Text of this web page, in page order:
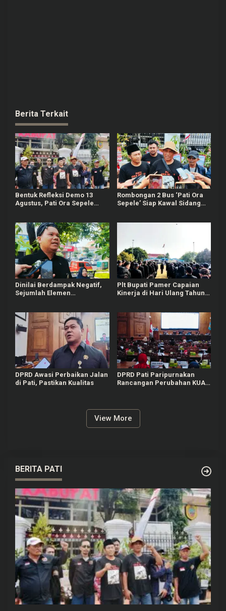
Berita Terkait
Bentuk Refleksi Demo 13
Agustus, Pati Ora Sepele
Rombongan 2 Bus ‘Pati Ora
Sepele’ Siap Kawal Sidang
Dinilai Berdampak Negatif,
Sejumlah Elemen
Plt Bupati Pamer Capaian
Kinerja di Hari Ulang Tahun
DPRD Awasi Perbaikan Jalan
di Pati, Pastikan Kualitas
DPRD Pati Paripurnakan
Rancangan Perubahan KUA-
View More
BERITA PATI